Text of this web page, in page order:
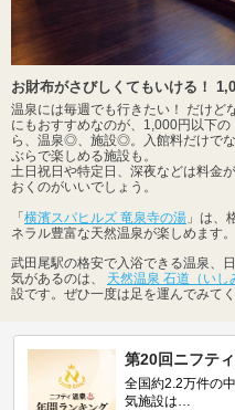
お財布がさびしくてもいける！
温泉には毎週でも行きたい！ だけ
にもおすすめなのが、1,000円以下
ら、温泉◎、施設◎。入館料だけで
ぶらで楽しめる施設も。
土日祝日や特定日、深夜などは料金
おくのがいいでしょう。
「 横濱スパヒルズ 竜泉寺の湯 」は、
ネラル豊富な天然温泉が楽しめます。
武田尾駅の格安で入浴できる温泉、
気があるのは、 天然温泉 石道（いし
設です。ぜひ一度は足を運んでみてく
第20回ニフテ
全国約2.2万件の
気施設は…